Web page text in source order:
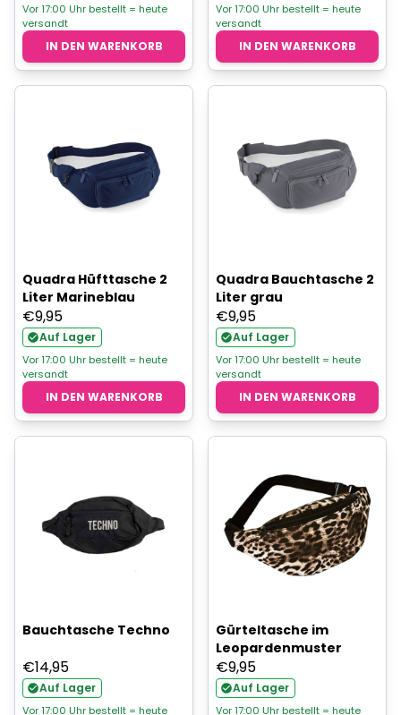
Vor 17:00 Uhr bestellt = heute
versandt
IN DEN WARENKORB
Vor 17:00 Uhr bestellt = heute
versandt
IN DEN WARENKORB
Quadra Hüfttasche 2
Liter Marineblau
€9,95
Auf Lager
Vor 17:00 Uhr bestellt = heute
versandt
IN DEN WARENKORB
Quadra Bauchtasche 2
Liter grau
€9,95
Auf Lager
Vor 17:00 Uhr bestellt = heute
versandt
IN DEN WARENKORB
Bauchtasche Techno
€14,95
Auf Lager
Vor 17:00 Uhr bestellt = heute
Gürteltasche im
Leopardenmuster
€9,95
Auf Lager
Vor 17:00 Uhr bestellt = heute